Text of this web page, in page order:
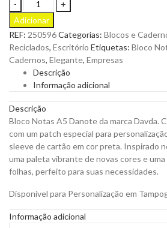
Notas
A5
Danote
da
marca
Davda.
Capa
PU,
Texturada
para
Personalizar
quantity
Adicionar
REF: 250596Categorias: Blocos e
Reciclados, Escritório Etiquetas: Bloco
Cadernos, Elegante, Empresas
Descrição
Informação adicional
Descrição
Bloco Notas A5 Danote da marca Davda.
com um patch especial para
sleeve de cartão em cor preta. Inspirado
uma paleta vibrante de novas cores e
folhas, perfeito para suas necessidades.
Disponível para Personalização em
Informação adicional